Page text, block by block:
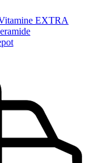
EXTRA